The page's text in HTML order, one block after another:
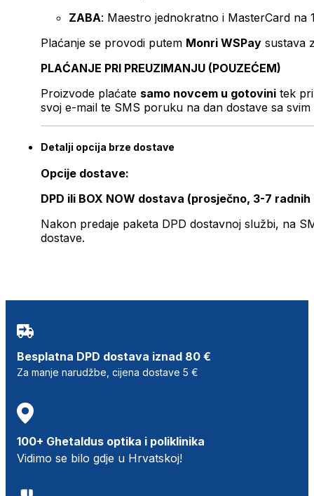
ZABA: Maestro jednokratno i MasterCard na
Plaćanje se provodi putem Monri WSPay sustava
PLAĆANJE PRI PREUZIMANJU (POUZEĆEM)
Proizvode plaćate samo novcem u gotovini tek
svoj e-mail te SMS poruku na dan dostave sa svim
Detalji opcija brze dostave
Opcije dostave:
DPD ili BOX NOW dostava (prosječno, 3-7 radnih
Nakon predaje paketa DPD dostavnoj službi, na
dostave.
Besplatna DPD dostava iznad 80 €
Za manje narudžbe, cijena dostave 5 €
100+ Ghetaldus optika i poliklinika
Vidimo se bilo gdje u Hrvatskoj!